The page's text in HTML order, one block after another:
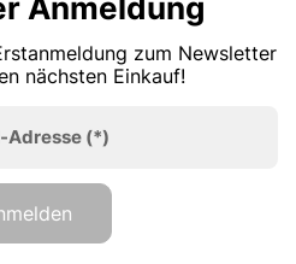
Anmeldung
zum Newsletter
nächsten Einkauf!
Adresse (*)